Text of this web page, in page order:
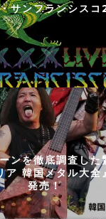
サンフランシス
ンを徹底調査した
ア 韓国メタル大全
発売！